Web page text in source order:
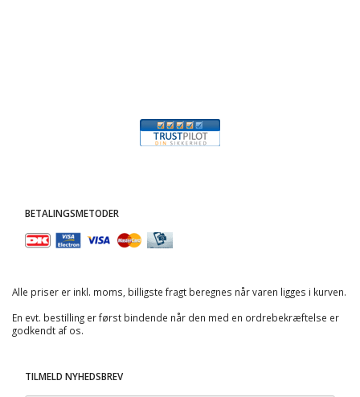
BETALINGSMETODER
Alle priser er inkl. moms, billigste fragt beregnes når varen ligges i kurven.
En evt. bestilling er først bindende når den med en ordrebekræftelse er
godkendt af os.
TILMELD NYHEDSBREV